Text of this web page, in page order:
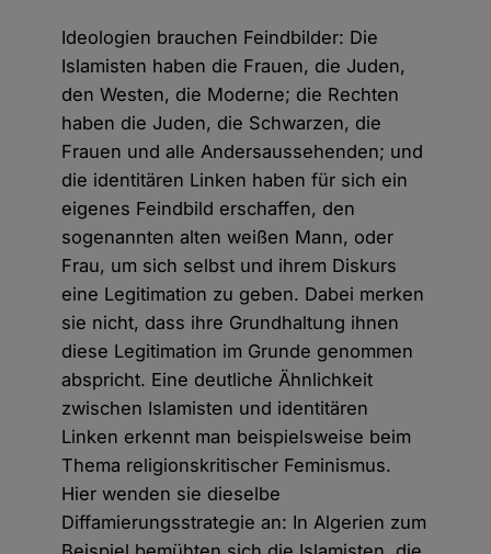
Ideologien brauchen Feindbilder: Die
Islamisten haben die Frauen, die Juden,
den Westen, die Moderne; die Rechten
haben die Juden, die Schwarzen, die
Frauen und alle Andersaussehenden; und
die identitären Linken haben für sich ein
eigenes Feindbild erschaffen, den
sogenannten alten weißen Mann, oder
Frau, um sich selbst und ihrem Diskurs
eine Legitimation zu geben. Dabei merken
sie nicht, dass ihre Grundhaltung ihnen
diese Legitimation im Grunde genommen
abspricht. Eine deutliche Ähnlichkeit
zwischen Islamisten und identitären
Linken erkennt man beispielsweise beim
Thema religionskritischer Feminismus.
Hier wenden sie dieselbe
Diffamierungsstrategie an: In Algerien zum